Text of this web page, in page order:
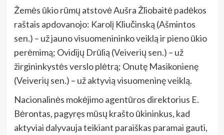
Žemės ūkio rūmų atstovė Aušra Žliobaitė padėkos
raštais apdovanojo: Karolį Kliučinską (Ašmintos
sen.) – už jauno visuomenininko veiklą ir pieno ūkio
perėmimą; Ovidijų Drūlią (Veiverių sen.) – už
žirgininkystės verslo plėtrą; Onutę Masikonienę
(Veiverių sen.) – už aktyvią visuomeninę veiklą.
Nacionalinės mokėjimo agentūros direktorius E.
Bėrontas, pagyręs mūsų krašto ūkininkus, kad
aktyviai dalyvauja teikiant paraiškas paramai gauti,